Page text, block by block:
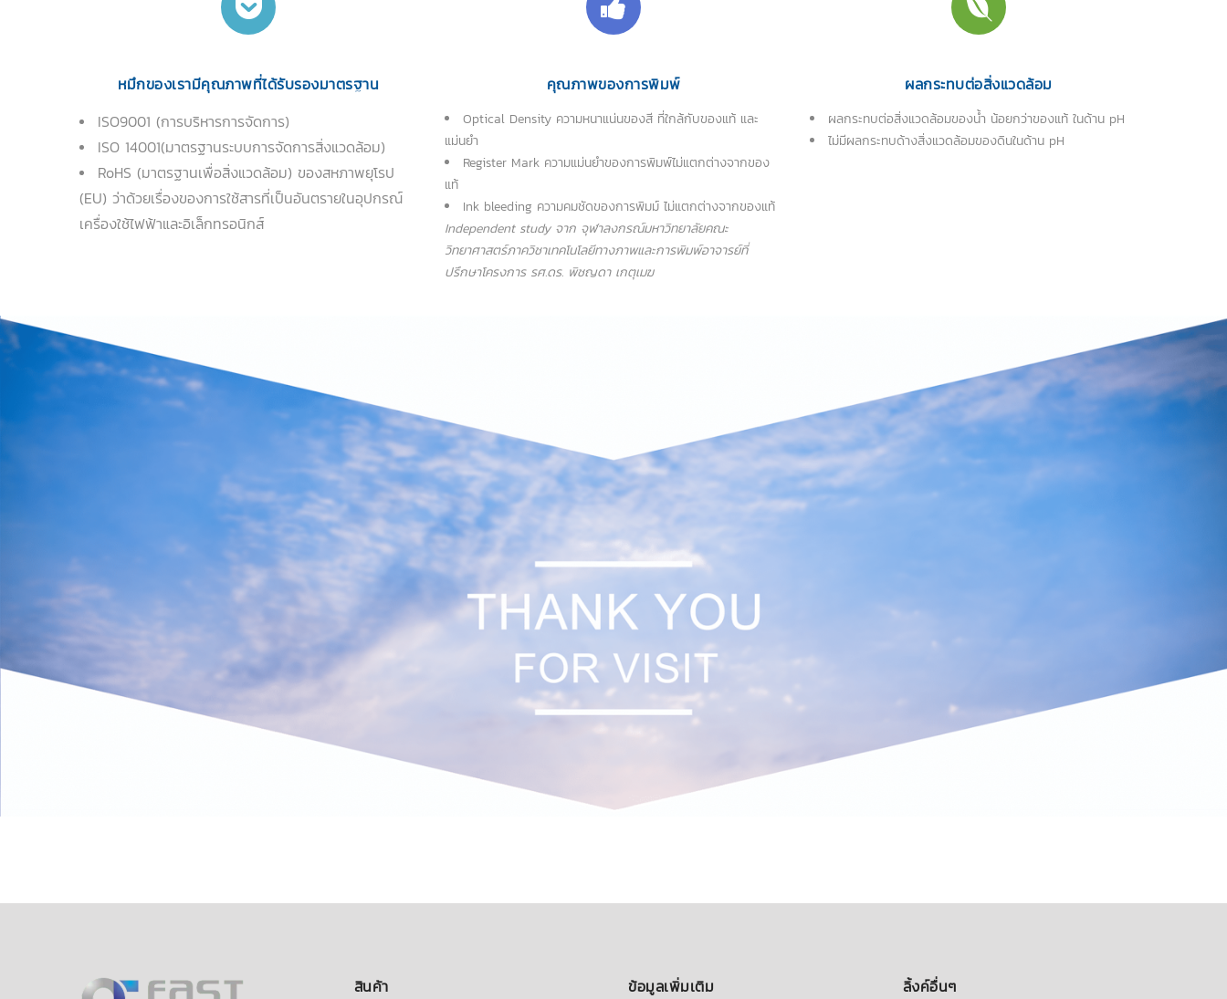
หมึกของเรามีคุณภาพที่ได้รับรองมาตรฐาน
ISO9001 (การบริหารการจัดการ)
ISO 14001(มาตรฐานระบบการจัดการสิ่งแวดล้อม)
RoHS (มาตรฐานเพื่อสิ่งแวดล้อม) ของสหภาพยุโรป
(EU) ว่าด้วยเรื่องของการใช้สารที่เป็นอันตรายในอุปกรณ์
เครื่องใช้ไฟฟ้าและอิเล็กทรอนิกส์
คุณภาพของการพิมพ์
Optical Density ความหนาแน่นของสี ที่ใกล้กับของแท้ และ
แม่นยำ
Register Mark ความแม่นยำของการพิมพ์ไม่แตกต่างจากของ
แท้
Ink bleeding ความคมชัดของการพิมม์ ไม่แตกต่างจากของแท้
Independent study จาก จุฬาลงกรณ์มหาวิทยาลัยคณะ
วิทยาศาสตร์ภาควิชาเทคโนโลยีทางภาพและการพิมพ์อาจารย์ที่
ปรึกษาโครงการ รศ.ดร. พิชญดา เกตุเมฆ
ผลกระทบต่อสิ่งแวดล้อม
ผลกระทบต่อสิ่งแวดล้อมของน้ำ น้อยกว่าของแท้ ในด้าน pH
ไม่มีผลกระทบด้างสิ่งแวดล้อมของดินในด้าน pH
สินค้า ข้อมูลเพิ่มเติม ลิ้งค์อื่นๆ